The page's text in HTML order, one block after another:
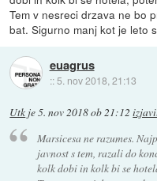
Tem v nesreci drzava ne bo
bat. Sigurno manj kot je leto
euagrus
:: 5. nov 2018, 21:13
Utk je5. nov 2018 ob 21:12
Marsicesa ne razumes.
javnost s tem, razali do
kolk dobi in kolk bi se